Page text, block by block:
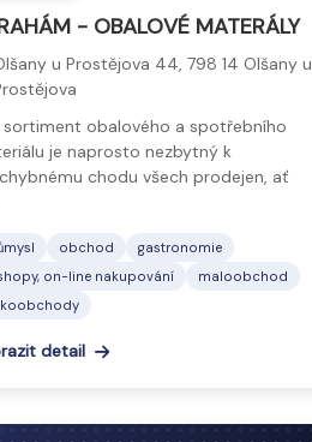
- OBALOVÉ MATERÁLY
u Prostějova 44, 798 14 Olšany u
sortiment obalového a spotřebního
je naprosto nezbytný k
chodu všech prodejen, ať
obchod
gastronomie
on-line nakupování
maloobchod
detail